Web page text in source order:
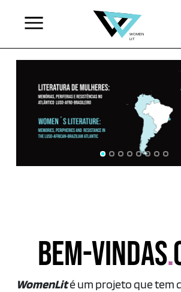
BEM-VINDAS.
WomenLité um projeto que tem